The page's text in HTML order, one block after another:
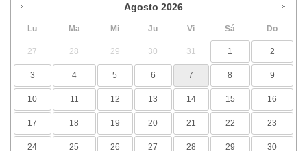
Agosto 2026
Lu Ma Mi Ju Vi Sá Do
27 28 29 30 31 1 2
3 4 5 6 7 8 9
10 11 12 13 14 15 16
17 18 19 20 21 22 23
24 25 26 27 28 29 30